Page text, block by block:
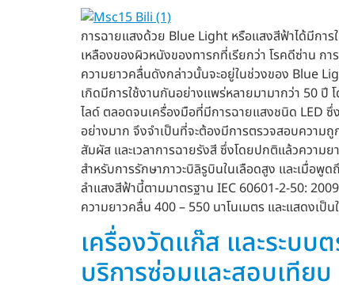
การฉายแสงด้วย Blue Light หรือแสงสีฟ้าได้มีการ
เหลืองของผิวหนังของทารกที่เรียกว่า โรคดีซ่าน
ความยาวคลื่นดังกล่าวนั้นจะอยู่ในช่วงของ Blue
เกิดมีการใช้งานกันอย่างแพร่หลายมามากว่า 50 ปี
ไลด์ ตลอดจนเครื่องมือที่มีการฉายแสงชนิด LED
อย่างมาก จึงจำเป็นที่จะต้องมีการตรวจสอบควา
สัมผัส และเวลาการฉายรังสี ซึ่งโดยปกติแล้วควา
สำหรับการรักษาภาวะบิลิรูบินในเลือดสูง และเมื่อ
ลำแสงสีฟ้านี้ตามมาตรฐาน IEC 60601-2-50:
ความยาวคลื่น 400 – 550 นาโนเมตร และแสดงเป็
เครื่องวัดแก๊ส และระบ
บริการซ่อมและสอบเทียบ